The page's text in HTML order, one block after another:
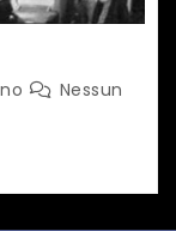
Nessun